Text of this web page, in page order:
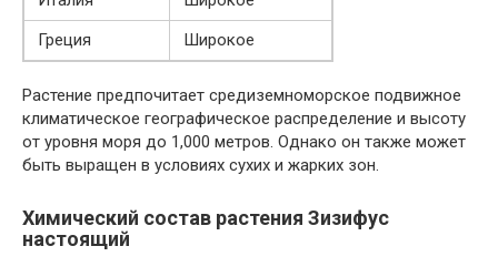
Греция
Широкое
Растение предпочитает средиземноморское подвижное
климатическое географическое распределение и высоту
от уровня моря до 1,000 метров. Однако он также может
быть выращен в условиях сухих и жарких зон.
Химический состав растения Зизифус
настоящий